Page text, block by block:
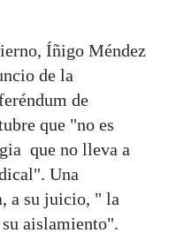
Íñigo Méndez
de la
de
que "no es
que no lleva a
Una
a su juicio, " la
aislamiento".